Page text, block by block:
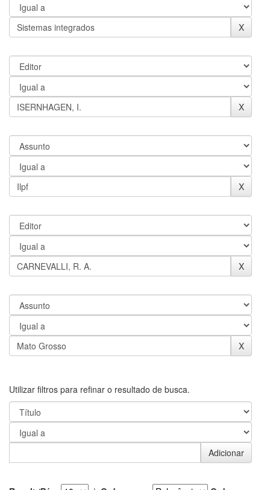
Utilizar filtros para refinar o resultado de busca.